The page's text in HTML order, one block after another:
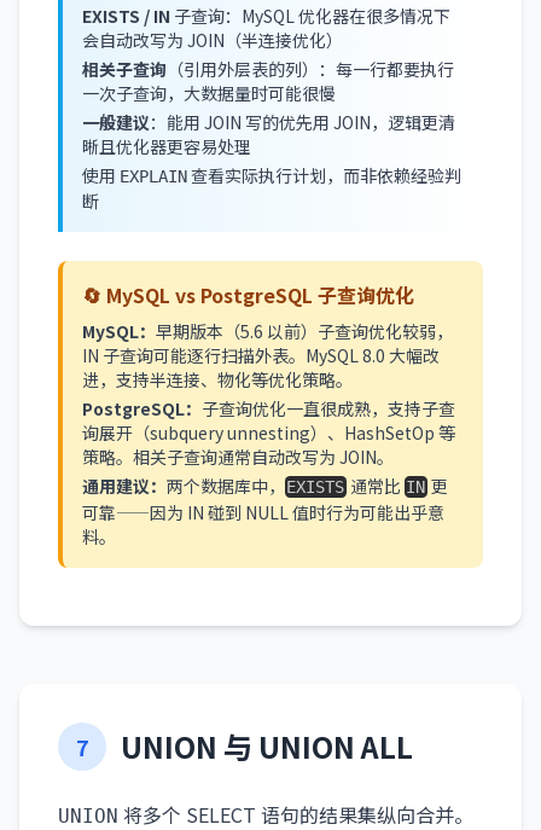
EXISTS / IN 子查询：MySQL 优化器在很多情况下
会自动改写为 JOIN（半连接优化）
相关子查询 （引用外层表的列）：每一行都要执行
一次子查询，大数据量时可能很慢
一般建议：能用 JOIN 写的优先用 JOIN，逻辑更清
晰且优化器更容易处理
使用 EXPLAIN查看实际执行计划，而非依赖经验判
断
🔄 MySQL vs PostgreSQL 子查询优化
MySQL： 早期版本（5.6 以前）子查询优化较弱，
IN 子查询可能逐行扫描外表。MySQL 8.0 大幅改
进，支持半连接、物化等优化策略。
PostgreSQL： 子查询优化一直很成熟，支持子查
询展开（subquery unnesting）、HashSetOp 等
策略。相关子查询通常自动改写为 JOIN。
通用建议： 两个数据库中， EXISTS通常比 IN更
可靠——因为 IN 碰到 NULL 值时行为可能出乎意
料。
7 UNION 与 UNION ALL
UNION 将多个 SELECT 语句的结果集纵向合并。